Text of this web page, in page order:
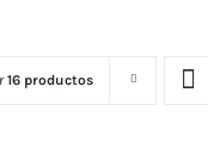
16 productos